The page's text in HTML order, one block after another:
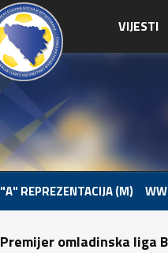
VIJESTI
"A" REPREZENTACIJA (M)
Premijer omladinska liga